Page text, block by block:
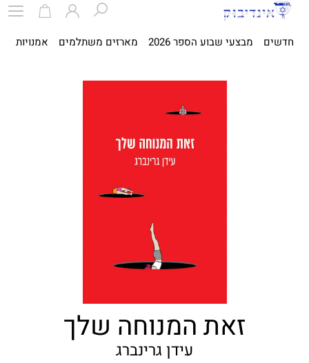
חדשים מבצעי שבוע הספר 2026 מארזים משתלמים אמנויות
זאת המנוחה שלך
עידן גרינברג